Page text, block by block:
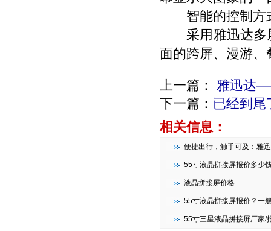
智能的控制方
采用雅迅达多屏
面的跨屏、漫游
上一篇： 雅迅达
下一篇： 已经到尾
相关信息：
便捷出行，触手可及：雅迅达智能条形
55寸液晶拼接屏报价多少
液晶拼接屏价格
55寸液晶拼接屏报价？一
55寸三星液晶拼接屏厂家/